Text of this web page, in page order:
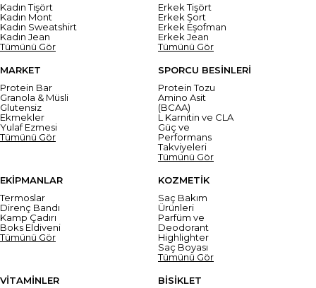
Kadın Tişört
Kadın Mont
Kadın Sweatshirt
Kadın Jean
Tümünü Gör
Erkek Tişört
Erkek Şort
Erkek Eşofman
Erkek Jean
Tümünü Gör
MARKET
Protein Bar
Granola & Müsli
Glutensiz
Ekmekler
Yulaf Ezmesi
Tümünü Gör
SPORCU BESİNLERİ
Protein Tozu
Amino Asit
(BCAA)
L Karnitin ve CLA
Güç ve
Performans
Takviyeleri
Tümünü Gör
EKİPMANLAR
Termoslar
Direnç Bandı
Kamp Çadırı
Boks Eldiveni
Tümünü Gör
KOZMETİK
Saç Bakım
Ürünleri
Parfüm ve
Deodorant
Highlighter
Saç Boyası
Tümünü Gör
VİTAMİNLER
BİSİKLET